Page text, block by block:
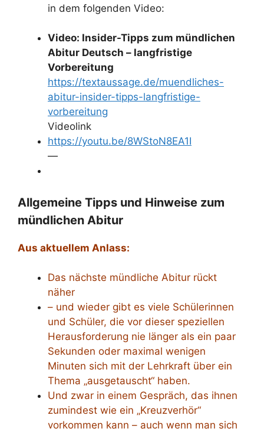
in dem folgenden Video:
Video: Insider-Tipps zum mündlichen
Abitur Deutsch – langfristige
Vorbereitung
https://textaussage.de/muendliches-
abitur-insider-tipps-langfristige-
vorbereitung
Videolink
https://youtu.be/8WStoN8EA1I
—
Allgemeine Tipps und Hinweise zum
mündlichen Abitur
Aus aktuellem Anlass:
Das nächste mündliche Abitur rückt
näher
– und wieder gibt es viele Schülerinnen
und Schüler, die vor dieser speziellen
Herausforderung nie länger als ein paar
Sekunden oder maximal wenigen
Minuten sich mit der Lehrkraft über ein
Thema „ausgetauscht“ haben.
Und zwar in einem Gespräch, das ihnen
zumindest wie ein „Kreuzverhör“
vorkommen kann – auch wenn man sich